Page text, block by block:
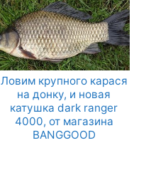
Ловим крупного карася
на донку, и новая
катушка dark ranger
4000, от магазина
BANGGOOD